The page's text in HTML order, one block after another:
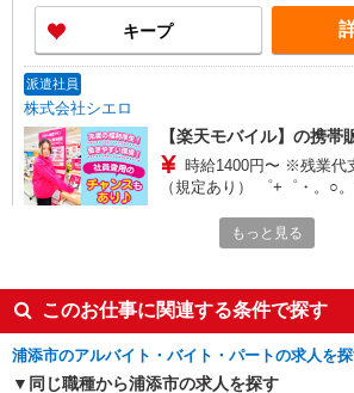
ィブ支給(規定有) ★月2回払い・週払い可能（規程
有）★ ゜・。○。・゜+゜・
キープ
派遣社員
株式会社シエロ
【楽天モバイル】の携帯
時給1400円〜 ※残業
（規定あり） ゜+゜・。○。・゜+゜・。○。・゜
頂くと, インセンティブ支給(規定
い・週払い可能（規程有）
沖縄県浦添市の楽天モ
派遣社員
株式会社シエロ
【docomo】人気機種に
もっと見る
このお仕事に関連する条件で探す
浦添市のアルバイト・バイト・パートの求人を
同じ職種から浦添市の求人を探す